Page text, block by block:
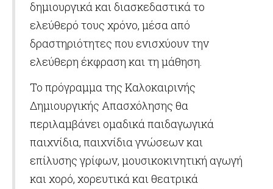
δημιουργικά και διασκεδαστικά το
ελεύθερό τους χρόνο, μέσα από
δραστηριότητες που ενισχύουν την
ελεύθερη έκφραση και τη μάθηση.
Το πρόγραμμα της Καλοκαιρινής
Δημιουργικής Απασχόλησης θα
περιλαμβάνει ομαδικά παιδαγωγικά
παιχνίδια, παιχνίδια γνώσεων και
επίλυσης γρίφων, μουσικοκινητική αγωγή
και χορό, χορευτικά και θεατρικά